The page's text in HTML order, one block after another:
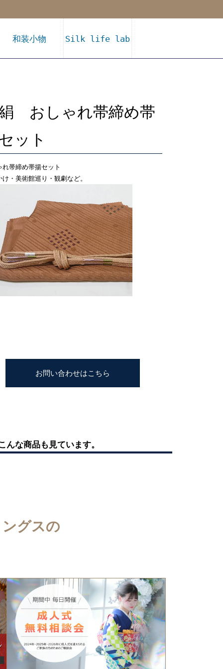
和装小物 Silk life lab
おしゃれ帯締め帯
ット
れ帯締め帯揚セット
け・美術館巡り・観劇など。
お問い合わせはこちら
な商品も見ています。
グスの